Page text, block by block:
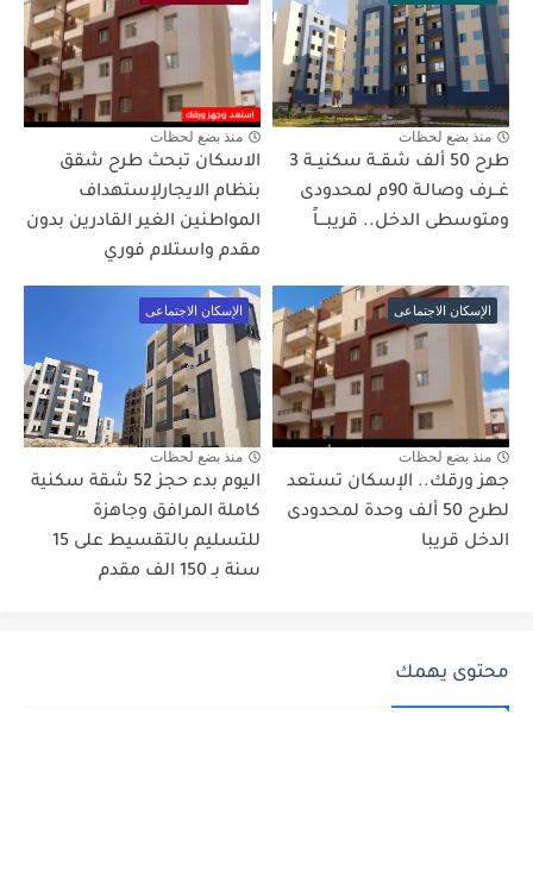
منذ بضع لحظات
طرح 50 ألف شقــة سكنيــة 3
غــرف وصالـة 90م لمحدودى
ومتوسطى الدخل.. قريبـــاً
منذ بضع لحظات
الاسكان تبحث طرح شقق
بنظام الايجارلإستهداف
المواطنين الغير القادرين بدون
مقدم واستلام فوري
الإسكان الاجتماعى
منذ بضع لحظات
جهز ورقك.. الإسكان تستعد
لطرح 50 ألف وحدة لمحدودى
الدخل قريبا
الإسكان الاجتماعى
منذ بضع لحظات
اليوم بدء حجز 52 شقة سكنية
كاملة المرافق وجاهزة
للتسليم بالتقسيط على 15
سنة بـ 150 الف مقدم
محتوى يهمك